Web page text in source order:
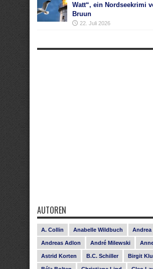
Watt“, ein Nordseekrimi
Bruun
22. Juli 2026
AUTOREN
A. Collin Anabelle Wildbuch Andrea
Andreas Adlon André Milewski
Astrid Korten B.C. Schiller Birgit